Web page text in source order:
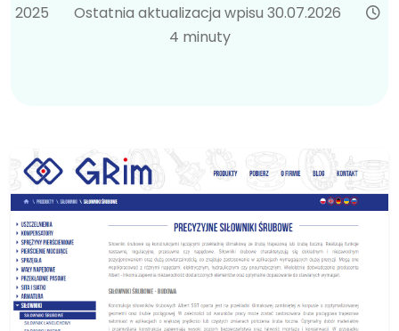
2025
Ostatnia aktualizacja wpisu 30.07.2026
4 minuty